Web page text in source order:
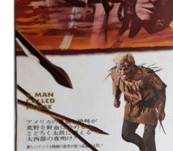
ッ
プ
しねとろ倶楽部について
リンクの旅